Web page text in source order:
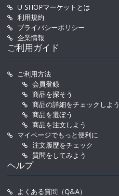
U-SHOPマーケットとは
利用規約
プライバシーポリシー
企業情報
ご利用ガイド
ご利用方法
会員登録
商品を探そう
商品の詳細をチェックしよう
商品を選ぼう
商品を注文しよう
マイページでもっと便利に
注文履歴をチェック
質問をしてみよう
ヘルプ
よくある質問（Q&A）